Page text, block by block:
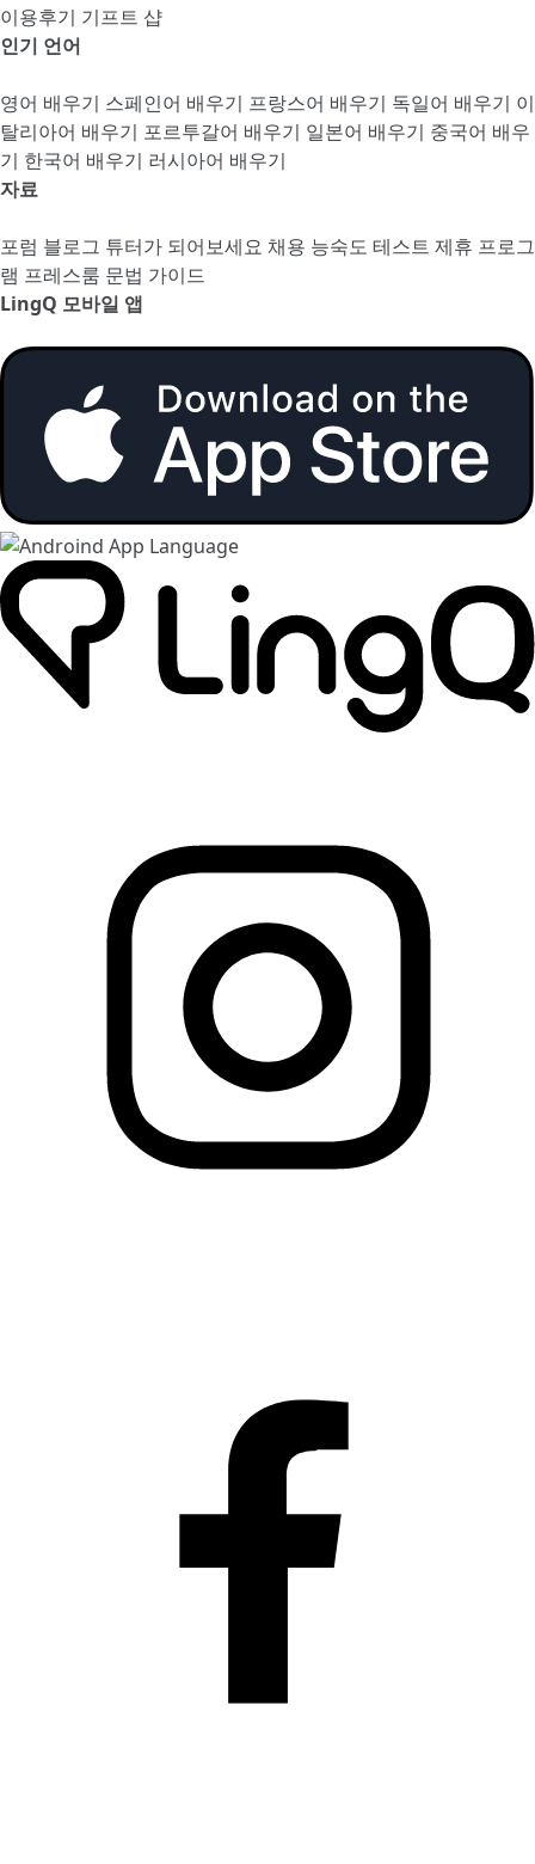
이용후기 기프트 샵
인기 언어
영어 배우기 스페인어 배우기 프랑스어 배우기 독일어 배우기 이
탈리아어 배우기 포르투갈어 배우기 일본어 배우기 중국어 배우
기 한국어 배우기 러시아어 배우기
자료
포럼 블로그 튜터가 되어보세요 채용 능숙도 테스트 제휴 프로그
램 프레스룸 문법 가이드
LingQ 모바일 앱